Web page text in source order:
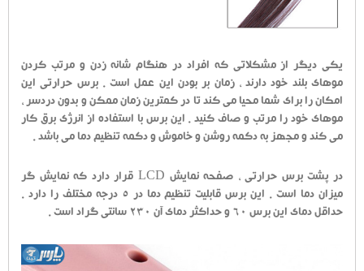
یکی دیگر از مشکلاتی که افراد در هنگام شانه زدن و مرتب کردن
موهای بلند خود دارند ، زمان بر بودن این عمل است . برس حرارتی این
امکان را برای شما محیا می کند تا در کمترین زمان ممکن و بدون دردسر ،
موهای خود را مرتب و صاف کنید . این برس با استفاده از انرژی برق کار
می کند و مجهز به دکمه روشن و خاموش و دکمه تنظیم دما می باشد .
در پشت برس حرارتی ، صفحه نمایش LCD قرار دارد که نمایش گر
میزان دما است . این برس قابلیت تنظیم دما در 5 درجه مختلف را دارد .
حداقل دمای این برس 60 و حداکثر دمای آن 230 سانتی گراد است .